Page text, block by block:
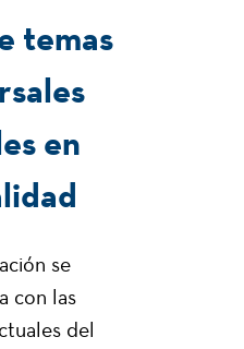
temas
en
se
con las
del